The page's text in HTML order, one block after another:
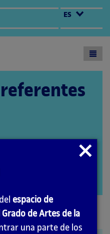
ES
por la profesora:
Cerrar
modal
espacio de
de Artes de la
una parte de los